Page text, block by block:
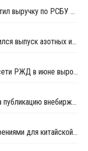
За 6 месяцев 2026 года "Акрон" нарастил выручку по РСБУ на 1,3%
В России в первом полугодии уменьшился выпуск азотных и фосфорных удобрений
Перевозка экспортных удобрений по сети РЖД в июне выросла на 11,2%
ФАС предложила снять ограничения на публикацию внебиржевых индексов на удобрения
Арбитраж арестовал сухогруз с удобрениями для китайской компании